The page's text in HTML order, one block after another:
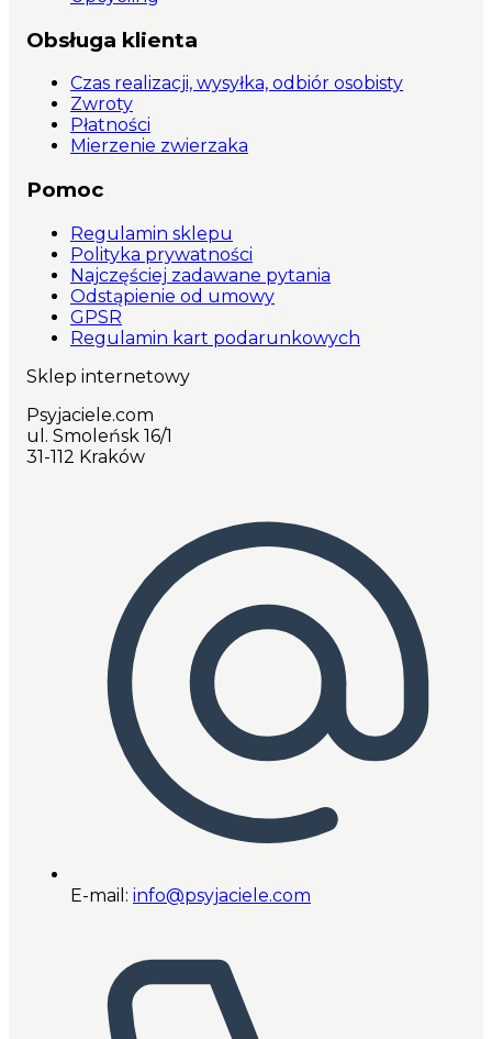
Obsługa klienta
Czas realizacji, wysyłka, odbiór osobisty
Zwroty
Płatności
Mierzenie zwierzaka
Pomoc
Regulamin sklepu
Polityka prywatności
Najczęściej zadawane pytania
Odstąpienie od umowy
GPSR
Regulamin kart podarunkowych
Sklep internetowy
Psyjaciele.com
ul. Smoleńsk 16/1
31-112 Kraków
E-mail: info@psyjaciele.com